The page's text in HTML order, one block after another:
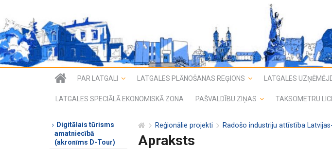
PAR LATGALI LATGALES PLĀNOŠANAS REĢIONS LATGALES
LATGALES SPECIĀLĀ EKONOMISKĀ ZONA PAŠVALDĪBU ZIŅAS TAKSOMETRU
Reģionālie projekti Radošo industriju attīstība
Apraksts
Digitālais tūrisms
amatniecībā
(akronīms D-Tour)